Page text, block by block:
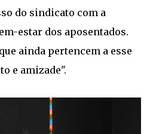
do sindicato com a
estar dos aposentados.
ainda pertencem a esse
e amizade".